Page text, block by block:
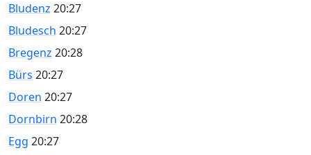
Bludenz 20:27
Bludesch 20:27
Bregenz 20:28
Bürs 20:27
Doren 20:27
Dornbirn 20:28
Egg 20:27